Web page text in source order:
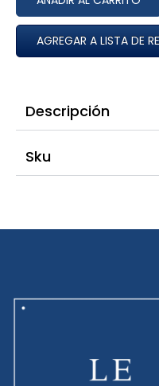
AGREGAR A LISTA DE
Descripción
Sku